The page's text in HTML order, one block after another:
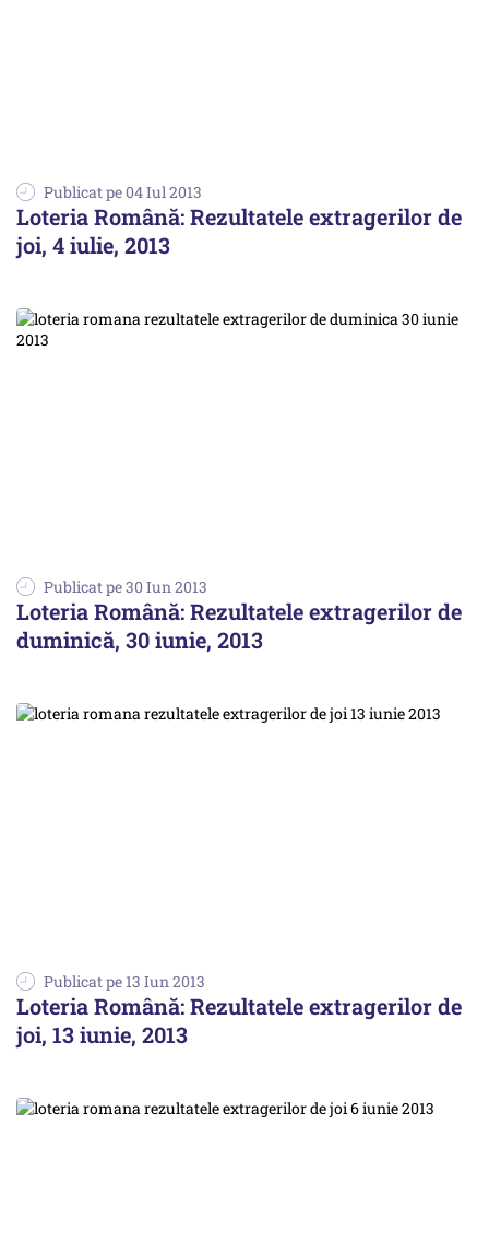
Publicat pe 04 Iul 2013
Loteria Română: Rezultatele extragerilor de
joi, 4 iulie, 2013
Publicat pe 30 Iun 2013
Loteria Română: Rezultatele extragerilor de
duminică, 30 iunie, 2013
Publicat pe 13 Iun 2013
Loteria Română: Rezultatele extragerilor de
joi, 13 iunie, 2013